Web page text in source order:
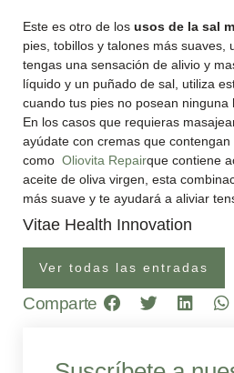
Este es otro de los usos de la sal
pies, tobillos y talones más suaves,
tengas una sensación de alivio y
líquido y un puñado de sal, utiliza
cuando tus pies no posean ninguna
En los casos que requieras
ayúdate con cremas que
como Oliovita Repairque contiene
aceite de oliva virgen, esta
más suave y te ayudará a aliviar
Vitae Health Innovation
Ver todas las entradas
Comparte